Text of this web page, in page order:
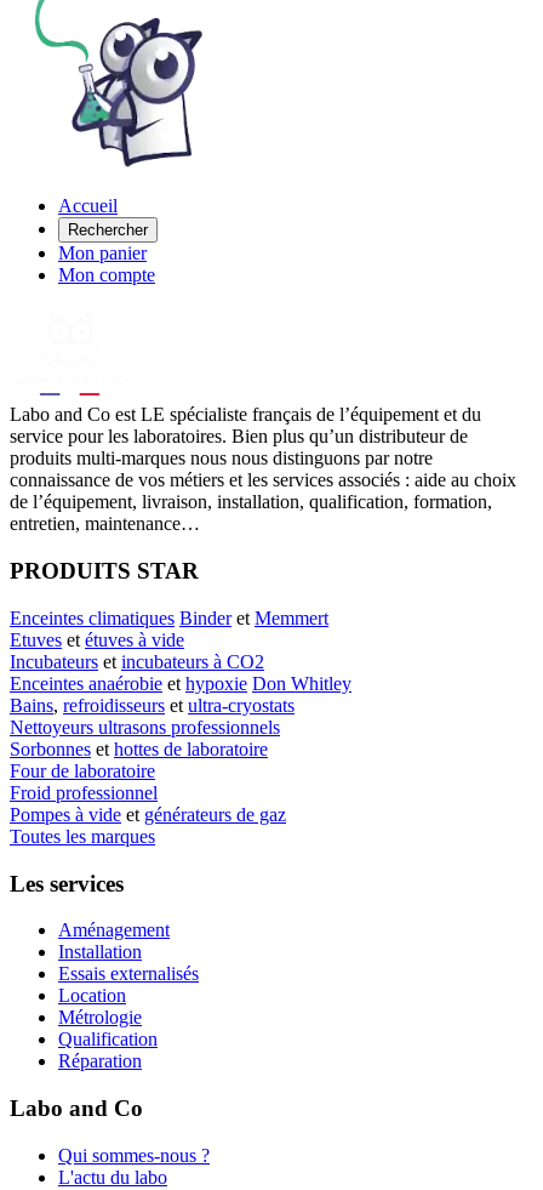
Accueil
Rechercher
Mon panier
Mon compte
Labo and Co est LE spécialiste français de l’équipement et du
service pour les laboratoires. Bien plus qu’un distributeur de
produits multi-marques nous nous distinguons par notre
connaissance de vos métiers et les services associés : aide au choix
de l’équipement, livraison, installation, qualification, formation,
entretien, maintenance…
PRODUITS STAR
Enceintes climatiques Binderet Memmert
Etuves et étuves à vide
Incubateurs et incubateurs à CO2
Enceintes anaérobie et hypoxie Don Whitley
Bains, refroidisseurs et ultra-cryostats
Nettoyeurs ultrasons professionnels
Sorbonnes et hottes de laboratoire
Four de laboratoire
Froid professionnel
Pompes à vide et générateurs de gaz
Toutes les marques
Les services
Aménagement
Installation
Essais externalisés
Location
Métrologie
Qualification
Réparation
Labo and Co
Qui sommes-nous ?
L'actu du labo